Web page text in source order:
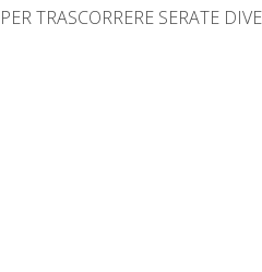
PER TRASCORRERE SERATE